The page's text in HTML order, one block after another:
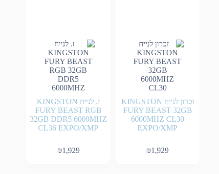
זכרון לנייח KINGSTON
FURY BEAST 32GB
6000MHZ CL30
EXPO/XMP
₪1,929
ז. לנייח KINGSTON
FURY BEAST RGB
32GB DDR5 6000MHZ
CL36 EXPO/XMP
₪1,929